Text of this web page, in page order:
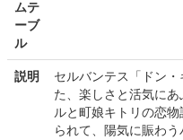
ムテ
ーブ
ル
説明
セルバンテス「ドン
た、楽しさと活気に
ルと町娘キトリの恋
られて、陽気に賑わ